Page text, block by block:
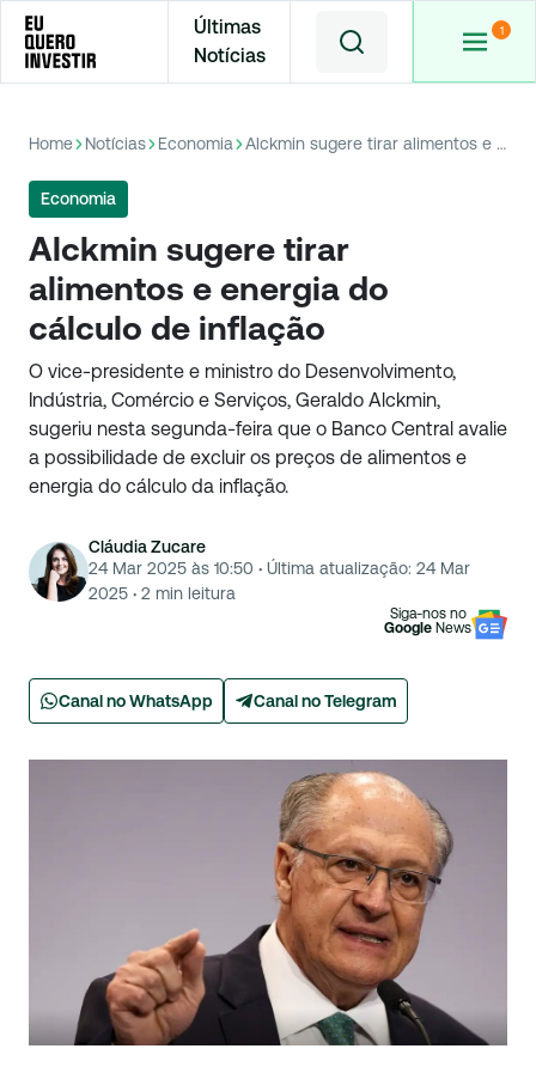
Últimas
Notícias
Home Notícias Economia Alckmin sugere tirar alimentos e energia do cálculo de inflação
Economia
Alckmin sugere tirar
alimentos e energia do
cálculo de inflação
O vice-presidente e ministro do Desenvolvimento,
Indústria, Comércio e Serviços, Geraldo Alckmin,
sugeriu nesta segunda-feira que o Banco Central avalie
a possibilidade de excluir os preços de alimentos e
energia do cálculo da inflação.
Cláudia Zucare
24 Mar 2025 às 10:50 · Última atualização: 24 Mar
2025 · 2 min leitura
Siga-nos no
Google News
Canal no WhatsApp Canal no Telegram